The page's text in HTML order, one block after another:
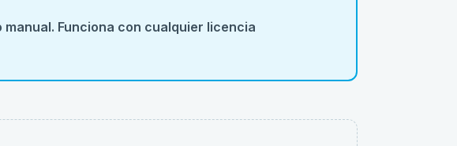
Funciona con cualquier licencia